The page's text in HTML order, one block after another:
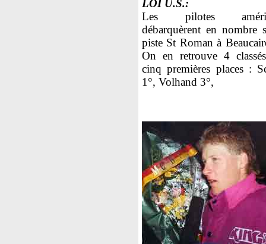
LOI U.S.:
Les pilotes
débarquèrent en nombre
piste St Roman à
On en retrouve 4
cinq premières places :
1°, Volhand 3°,